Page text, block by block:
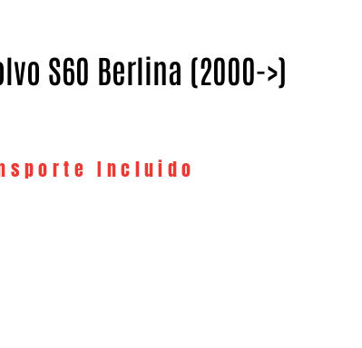
S60 Berlina (2000->)
Incluido